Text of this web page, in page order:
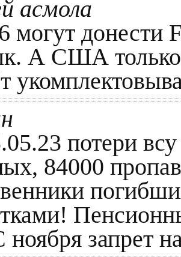
асмола
могут донести
А США только
потери
84000
ноября запрет